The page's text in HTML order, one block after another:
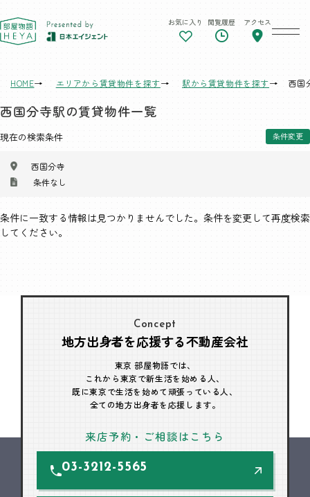
東京 部屋物語 お気に入り 閲覧履歴 アクセス
HOME エリアから賃貸物件を探す 駅から賃貸物件を探す 西国
西国分寺駅の賃貸物件一覧
現在の検索条件 条件変更
西国分寺
条件なし
条件に一致する情報は見つかりませんでした。条件を変更して再度検索
してください。
Concept
地方出身者を応援する不動産会社
東京 部屋物語では、
これから東京で新生活を始める人、
既に東京で生活を始めて頑張っている人、
全ての地方出身者を応援します。
来店予約・ご相談はこちら
03-3212-5565